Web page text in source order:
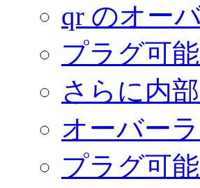
qr のオー
プラグ可
さらに内
オーバー
プラグ可